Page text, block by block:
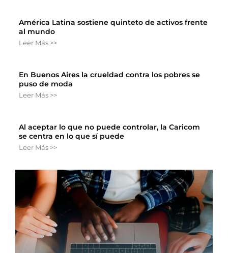
América Latina sostiene quinteto de activos frente
al mundo
Leer Más >>
En Buenos Aires la crueldad contra los pobres se
puso de moda
Leer Más >>
Al aceptar lo que no puede controlar, la Caricom
se centra en lo que sí puede
Leer Más >>